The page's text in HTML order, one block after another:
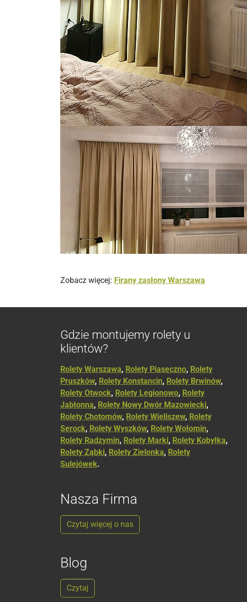
Zobacz więcej: Firany zasłony Warszawa
Gdzie montujemy rolety u
klientów?
Rolety Warszawa, Rolety Piaseczno, Rolety
Pruszków, Rolety Konstancin, Rolety Brwinów,
Rolety Otwock, Rolety Legionowo, Rolety
Jabłonna, Rolety Nowy Dwór Mazowiecki,
Rolety Chotomów, Rolety Wieliszew, Rolety
Serock, Rolety Wyszków, Rolety Wołomin,
Rolety Radzymin, Rolety Marki, Rolety Kobyłka,
Rolety Ząbki, Rolety Zielonka, Rolety
Sulejówek.
Nasza Firma
Czytaj więcej o nas
Blog
Czytaj